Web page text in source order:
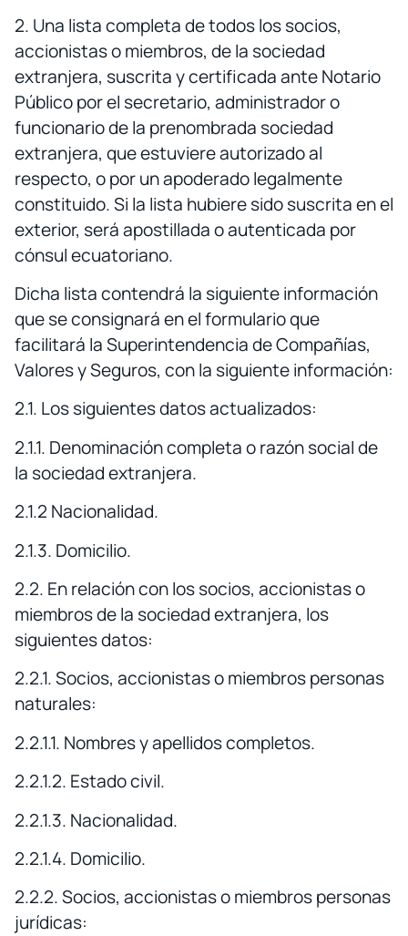
2. Una lista completa de todos los socios,
accionistas o miembros, de la sociedad
extranjera, suscrita y certificada ante Notario
Público por el secretario, administrador o
funcionario de la prenombrada sociedad
extranjera, que estuviere autorizado al
respecto, o por un apoderado legalmente
constituido. Si la lista hubiere sido suscrita en el
exterior, será apostillada o autenticada por
cónsul ecuatoriano.
Dicha lista contendrá la siguiente información
que se consignará en el formulario que
facilitará la Superintendencia de Compañías,
Valores y Seguros, con la siguiente información:
2.1. Los siguientes datos actualizados:
2.1.1. Denominación completa o razón social de
la sociedad extranjera.
2.1.2 Nacionalidad.
2.1.3. Domicilio.
2.2. En relación con los socios, accionistas o
miembros de la sociedad extranjera, los
siguientes datos:
2.2.1. Socios, accionistas o miembros personas
naturales:
2.2.1.1. Nombres y apellidos completos.
2.2.1.2. Estado civil.
2.2.1.3. Nacionalidad.
2.2.1.4. Domicilio.
2.2.2. Socios, accionistas o miembros personas
jurídicas: